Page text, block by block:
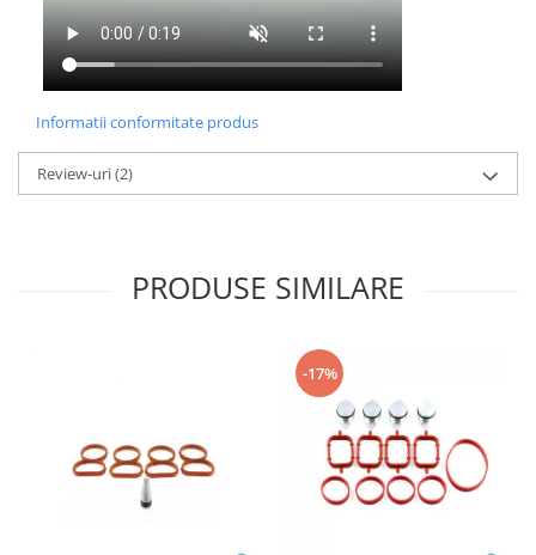
Informatii conformitate produs
Review-uri(2)
PRODUSE SIMILARE
-17%